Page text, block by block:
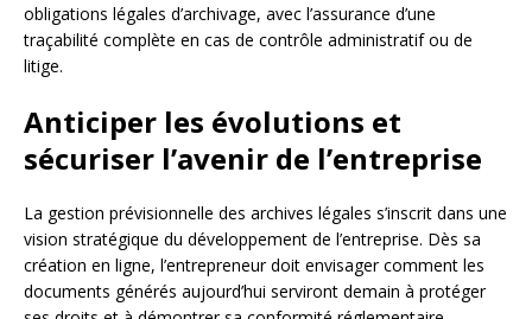
obligations légales d’archivage, avec l’assurance d’une
traçabilité complète en cas de contrôle administratif ou de
litige.
Anticiper les évolutions et
sécuriser l’avenir de l’entreprise
La gestion prévisionnelle des archives légales s’inscrit dans une
vision stratégique du développement de l’entreprise. Dès sa
création en ligne, l’entrepreneur doit envisager comment les
documents générés aujourd’hui serviront demain à protéger